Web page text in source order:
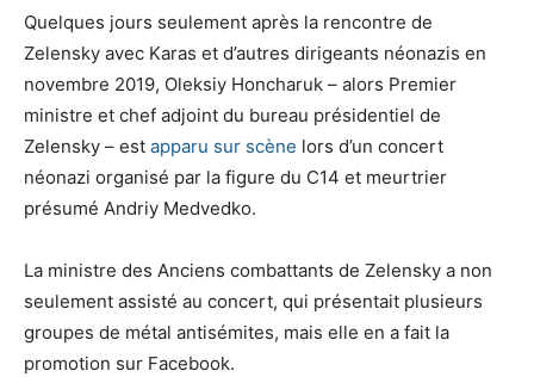
Quelques jours seulement après la rencontre de
Zelensky avec Karas et d’autres dirigeants néonazis en
novembre 2019, Oleksiy Honcharuk – alors Premier
ministre et chef adjoint du bureau présidentiel de
Zelensky – est apparu sur scène lors d’un concert
néonazi organisé par la figure du C14 et meurtrier
présumé Andriy Medvedko.
La ministre des Anciens combattants de Zelensky a non
seulement assisté au concert, qui présentait plusieurs
groupes de métal antisémites, mais elle en a fait la
promotion sur Facebook.